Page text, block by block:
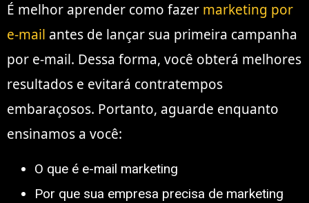
É melhor aprender como fazer marketing por
e-mail antes de lançar sua primeira campanha
por e-mail. Dessa forma, você obterá melhores
resultados e evitará contratempos
embaraçosos. Portanto, aguarde enquanto
ensinamos a você:
O que é e-mail marketing
Por que sua empresa precisa de marketing